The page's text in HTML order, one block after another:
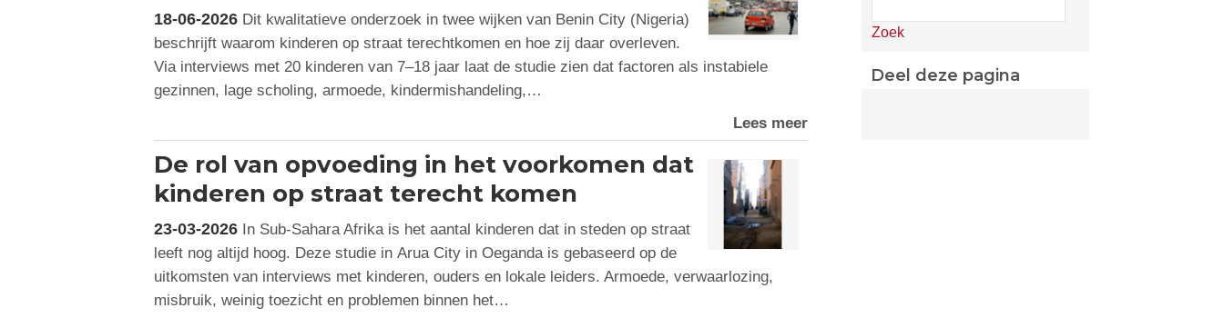
18-06-2026Dit kwalitatieve onderzoek in twee wijken van Benin City (Nigeria)
beschrijft waarom kinderen op straat terechtkomen en hoe zij daar overleven.
Via interviews met 20 kinderen van 7–18 jaar laat de studie zien dat factoren als instabiele
gezinnen, lage scholing, armoede, kindermishandeling,…
Lees meer
De rol van opvoeding in het voorkomen dat
kinderen op straat terecht komen
23-03-2026In Sub-Sahara Afrika is het aantal kinderen dat in steden op straat
leeft nog altijd hoog. Deze studie in Arua City in Oeganda is gebaseerd op de
uitkomsten van interviews met kinderen, ouders en lokale leiders. Armoede, verwaarlozing,
misbruik, weinig toezicht en problemen binnen het…
Zoek
Deel deze pagina